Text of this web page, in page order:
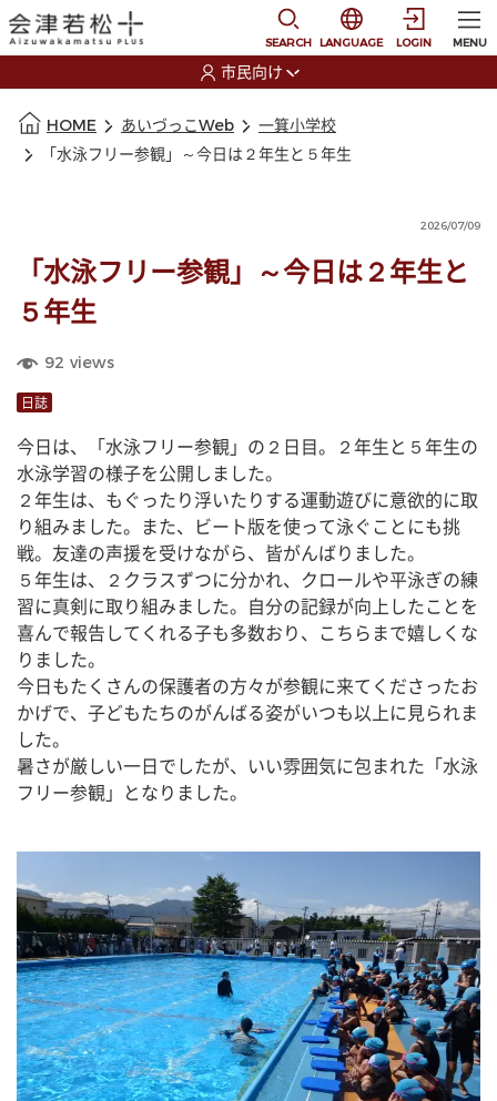
SEARCH
選択すると言語の切
LANGUAGE LOGIN MENU
市民向け
HOME あいづっこWeb
一箕小学校
「水泳フリー参観」～今日は２年生と５年生
2026/07/09
「水泳フリー参観」～今日は２年生と
５年生
92 views
日誌
今日は、「水泳フリー参観」の２日目。２年生と５年生の
水泳学習の様子を公開しました。
２年生は、もぐったり浮いたりする運動遊びに意欲的に取
り組みました。また、ビート版を使って泳ぐことにも挑
戦。友達の声援を受けながら、皆がんばりました。
５年生は、２クラスずつに分かれ、クロールや平泳ぎの練
習に真剣に取り組みました。自分の記録が向上したことを
喜んで報告してくれる子も多数おり、こちらまで嬉しくな
りました。
今日もたくさんの保護者の方々が参観に来てくださったお
かげで、子どもたちのがんばる姿がいつも以上に見られま
した。
暑さが厳しい一日でしたが、いい雰囲気に包まれた「水泳
フリー参観」となりました。